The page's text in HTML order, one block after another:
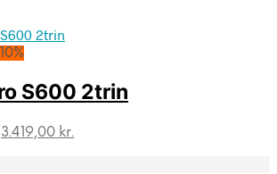
S600 2trin
Den
3.419,00 kr.